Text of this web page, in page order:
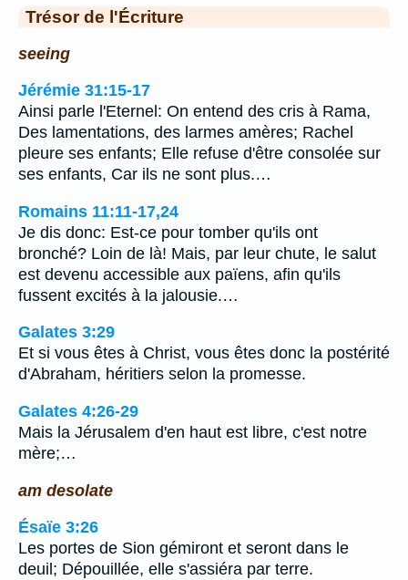
Trésor de l'Écriture
seeing
Jérémie 31:15-17
Ainsi parle l'Eternel: On entend des cris à Rama,
Des lamentations, des larmes amères; Rachel
pleure ses enfants; Elle refuse d'être consolée sur
ses enfants, Car ils ne sont plus.…
Romains 11:11-17,24
Je dis donc: Est-ce pour tomber qu'ils ont
bronché? Loin de là! Mais, par leur chute, le salut
est devenu accessible aux païens, afin qu'ils
fussent excités à la jalousie.…
Galates 3:29
Et si vous êtes à Christ, vous êtes donc la postérité
d'Abraham, héritiers selon la promesse.
Galates 4:26-29
Mais la Jérusalem d'en haut est libre, c'est notre
mère;…
am desolate
Ésaïe 3:26
Les portes de Sion gémiront et seront dans le
deuil; Dépouillée, elle s'assiéra par terre.